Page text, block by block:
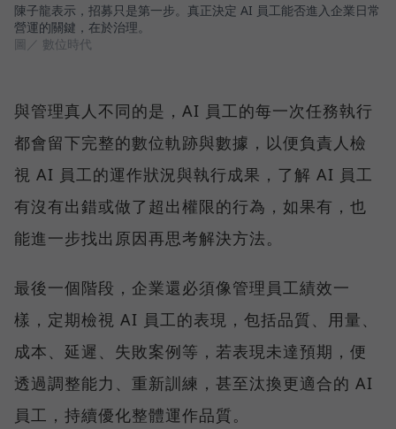
陳子龍表示，招募只是第一步。真正決定 AI 員工能否進入企業日常
營運的關鍵，在於治理。
圖／ 數位時代
與管理真人不同的是，AI 員工的每一次任務執行
都會留下完整的數位軌跡與數據，以便負責人檢
視 AI 員工的運作狀況與執行成果，了解 AI 員工
有沒有出錯或做了超出權限的行為，如果有，也
能進一步找出原因再思考解決方法。
最後一個階段，企業還必須像管理員工績效一
樣，定期檢視 AI 員工的表現，包括品質、用量、
成本、延遲、失敗案例等，若表現未達預期，便
透過調整能力、重新訓練，甚至汰換更適合的 AI
員工，持續優化整體運作品質。